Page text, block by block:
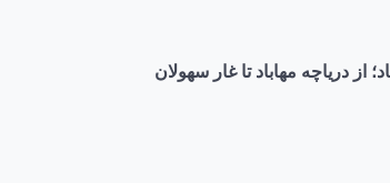
از دریاچه مهاباد تا غار سهولان